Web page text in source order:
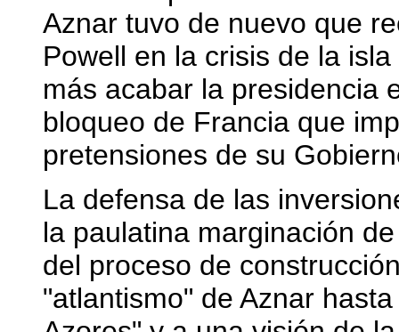
Aznar tuvo de nuevo que
Powell en la crisis de la
más acabar la presidencia
bloqueo de Francia que
pretensiones de su
La defensa de las
la paulatina marginación
del proceso de
"atlantismo" de Aznar